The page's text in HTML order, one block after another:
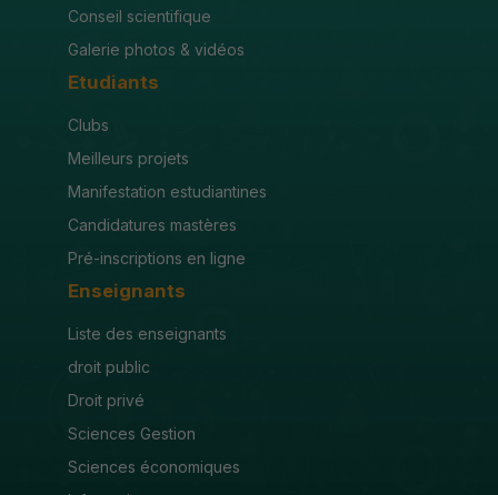
Conseil scientifique
Galerie photos & vidéos
Etudiants
Clubs
Meilleurs projets
Manifestation estudiantines
Candidatures mastères
Pré-inscriptions en ligne
Enseignants
Liste des enseignants
droit public
Droit privé
Sciences Gestion
Sciences économiques